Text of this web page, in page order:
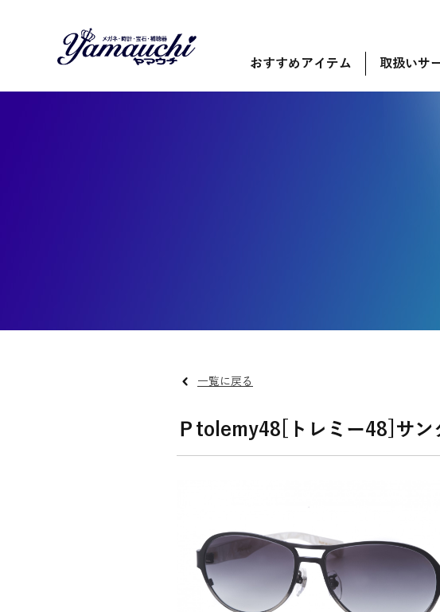
おすすめアイテム 取扱いサ
一覧に戻る
Ｐtolemy48[トレミー48]サ